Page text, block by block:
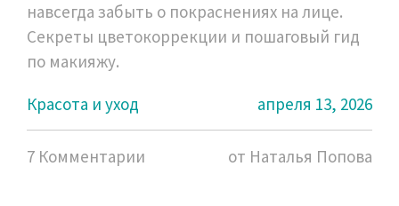
навсегда забыть о покраснениях на лице.
Секреты цветокоррекции и пошаговый гид
по макияжу.
Красота и уход
апреля 13, 2026
7 Комментарии от Наталья Попова